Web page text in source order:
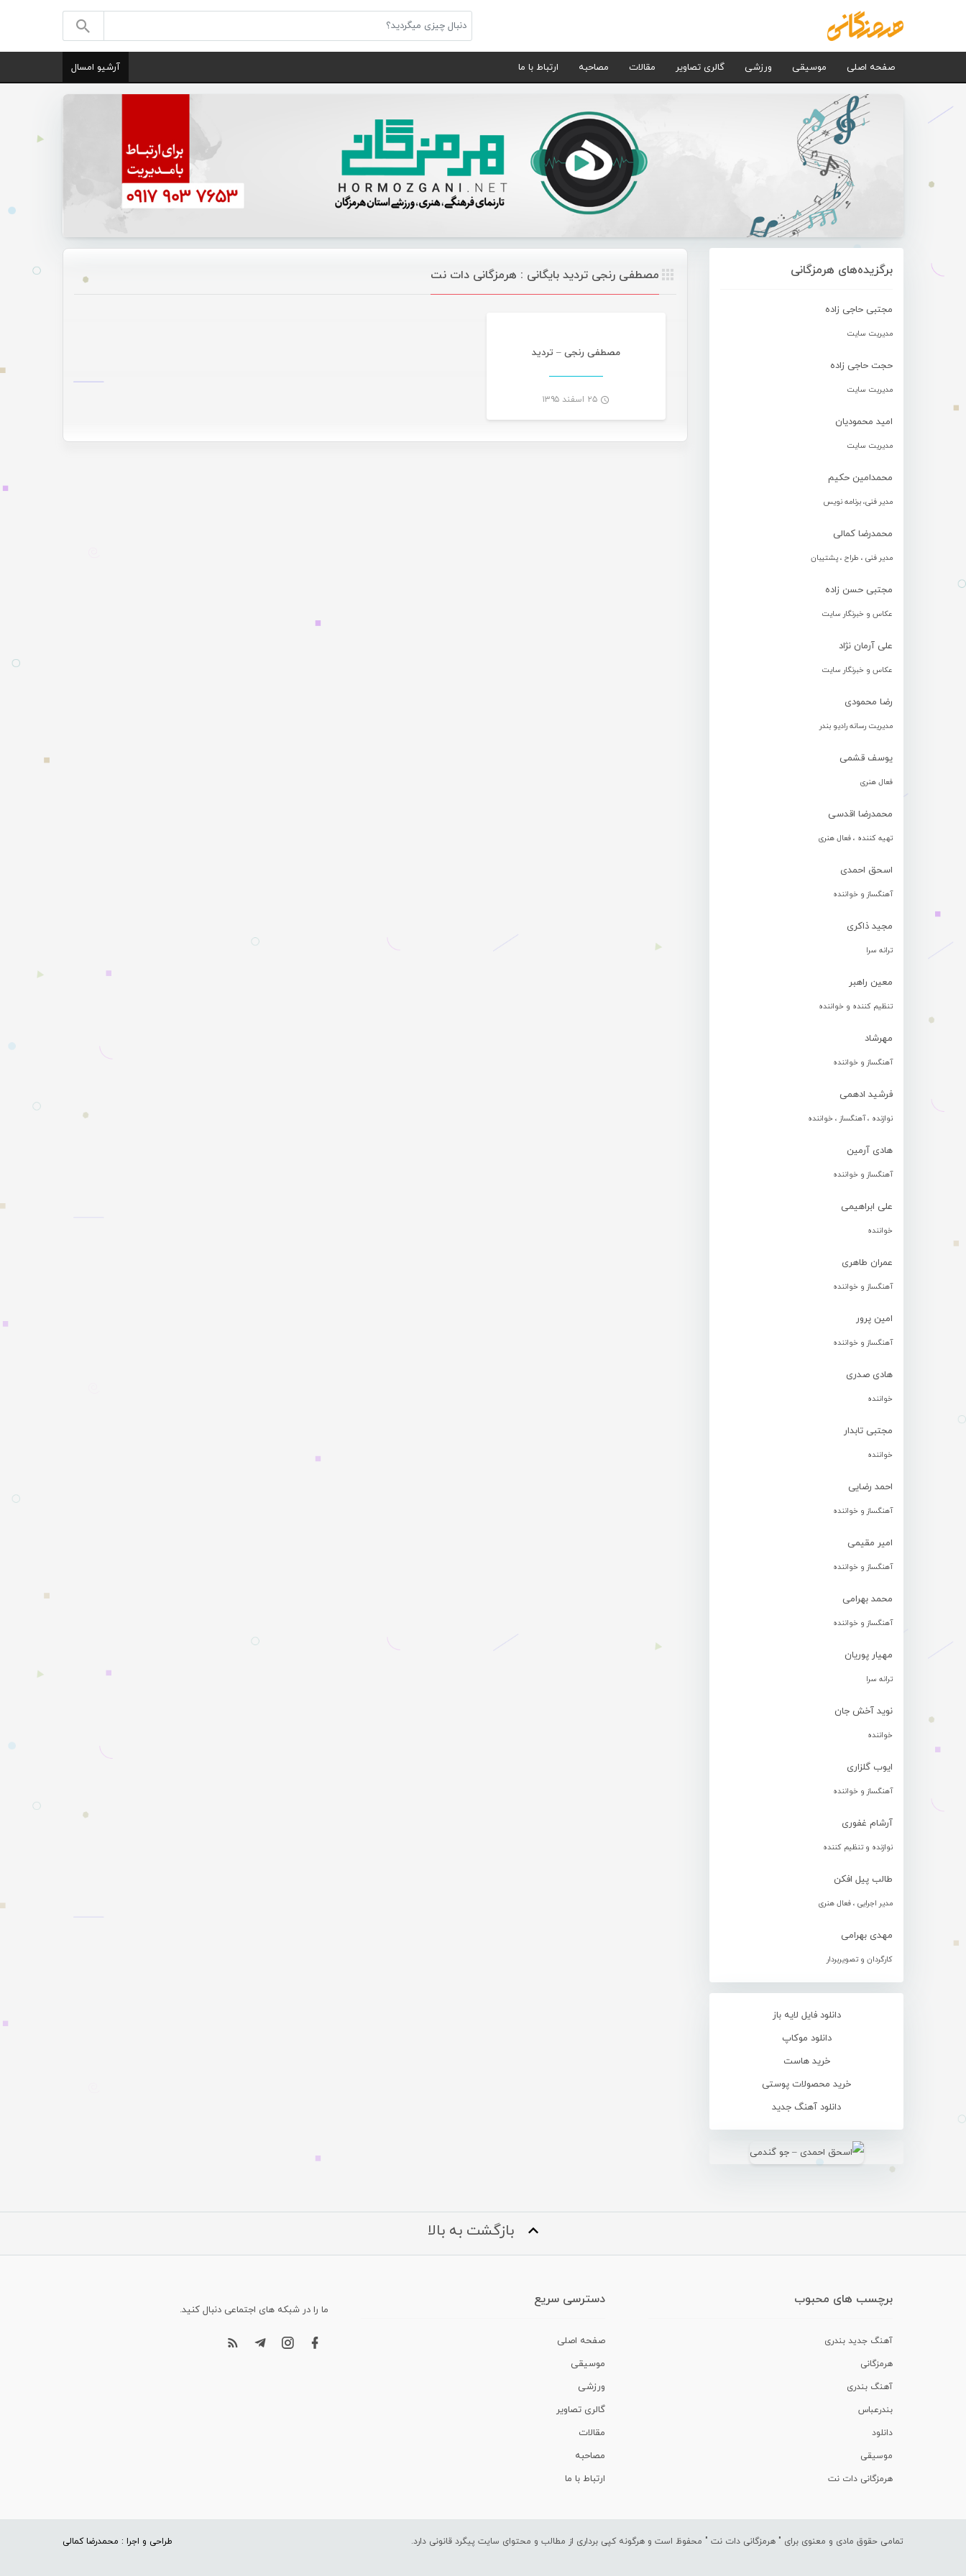
صفحه اصلی موسیقی ورزشی گالری تصاویر مقالات مصاحبه ارتباط با ما آرشیو امسال
برگزیده‌های هرمزگانی
مجتبی حاجی زاده
مدیریت سایت
حجت حاجی زاده
مدیریت سایت
امید محمودیان
مدیریت سایت
محمدامین حکیم
مدیر فنی، برنامه نویس
محمدرضا کمالی
مدیر فنی ، طراح ، پشتیبان
مجتبی حسن زاده
عکاس و خبرنگار سایت
علی آرمان نژاد
عکاس و خبرنگار سایت
رضا محمودی
مدیریت رسانه رادیو بندر
یوسف قشمی
فعال هنری
محمدرضا اقدسی
تهیه کننده ، فعال هنری
اسحق احمدی
آهنگساز و خواننده
مجید ذاکری
ترانه سرا
معین راهبر
تنظیم کننده و خواننده
مهرشاد
آهنگساز و خواننده
فرشید ادهمی
نوازنده ، آهنگساز ، خواننده
هادی آرمین
آهنگساز و خواننده
علی ابراهیمی
خواننده
عمران طاهری
آهنگساز و خواننده
امین پرور
آهنگساز و خواننده
هادی صدری
خواننده
مجتبی تابدار
خواننده
احمد رضایی
آهنگساز و خواننده
امیر مقیمی
آهنگساز و خواننده
محمد بهرامی
آهنگساز و خواننده
مهیار پوریان
ترانه سرا
نوید آخش جان
خواننده
ایوب گلزاری
آهنگساز و خواننده
آرشام غفوری
نوازنده و تنظیم کننده
طالب پیل افکن
مدیر اجرایی ، فعال هنری
مهدی بهرامی
کارگردان و تصویربردار
دانلود فایل لایه باز
دانلود موکاپ
خرید هاست
خرید محصولات پوستی
دانلود آهنگ جدید
مصطفی رنجی تردید بایگانی : هرمزگانی دات نت
مصطفی رنجی – تردید
۲۵ اسفند ۱۳۹۵
بازگشت به بالا
برچسب های محبوب
آهنگ جدید بندری
هرمزگانی
آهنگ بندری
بندرعباس
دانلود
موسیقی
هرمزگانی دات نت
دسترسی سریع
صفحه اصلی
موسیقی
ورزشی
گالری تصاویر
مقالات
مصاحبه
ارتباط با ما
ما را در شبکه های اجتماعی دنبال کنید.
تمامی حقوق مادی و معنوی برای " هرمزگانی دات نت " محفوظ است و هرگونه کپی برداری از مطالب و محتوای سایت پیگرد قانونی دارد. طراحی و اجرا : محمدرضا کمالی